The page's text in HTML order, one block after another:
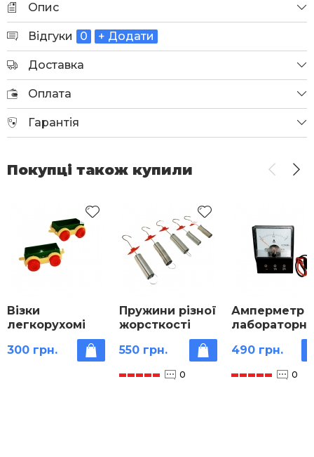
Опис
Відгуки 0 + Додати
Доставка
Оплата
Гарантія
Покупці також купили
Візки
легкорухомі
300 грн.
Пружини різної
жорсткості
550 грн.
0
Амперметр
490 грн.
0